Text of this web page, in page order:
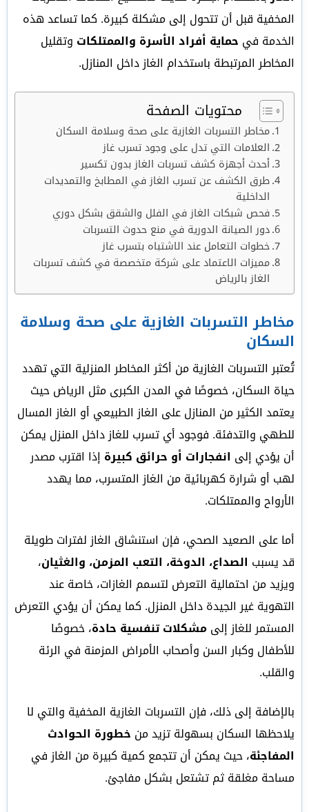
المخفية قبل أن تتحول إلى مشكلة كبيرة. كما تساعد هذه
الخدمة في حماية أفراد الأسرة والممتلكات وتقليل
المخاطر المرتبطة باستخدام الغاز داخل المنازل.
محتويات الصفحة
مخاطر التسربات الغازية على صحة وسلامة السكان
العلامات التي تدل على وجود تسرب غاز
أحدث أجهزة كشف تسربات الغاز بدون تكسير
طرق الكشف عن تسرب الغاز في المطابخ والتمديدات
الداخلية
فحص شبكات الغاز في الفلل والشقق بشكل دوري
دور الصيانة الدورية في منع حدوث التسربات
خطوات التعامل عند الاشتباه بتسرب غاز
مميزات الاعتماد على شركة متخصصة في كشف تسربات
الغاز بالرياض
مخاطر التسربات الغازية على صحة وسلامة
السكان
تُعتبر التسربات الغازية من أكثر المخاطر المنزلية التي تهدد
حياة السكان، خصوصًا في المدن الكبرى مثل الرياض حيث
يعتمد الكثير من المنازل على الغاز الطبيعي أو الغاز المسال
للطهي والتدفئة. فوجود أي تسرب للغاز داخل المنزل يمكن
أن يؤدي إلى انفجارات أو حرائق كبيرة إذا اقترب مصدر
لهب أو شرارة كهربائية من الغاز المتسرب، مما يهدد
الأرواح والممتلكات.
أما على الصعيد الصحي، فإن استنشاق الغاز لفترات طويلة
قد يسبب الصداع، الدوخة، التعب المزمن، والغثيان،
ويزيد من احتمالية التعرض لتسمم الغازات، خاصة عند
التهوية غير الجيدة داخل المنزل. كما يمكن أن يؤدي التعرض
المستمر للغاز إلىمشكلات تنفسية حادة، خصوصًا
للأطفال وكبار السن وأصحاب الأمراض المزمنة في الرئة
والقلب.
بالإضافة إلى ذلك، فإن التسربات الغازية المخفية والتي لا
يلاحظها السكان بسهولة تزيد من خطورة الحوادث
المفاجئة، حيث يمكن أن تتجمع كمية كبيرة من الغاز في
مساحة مغلقة ثم تشتعل بشكل مفاجئ.